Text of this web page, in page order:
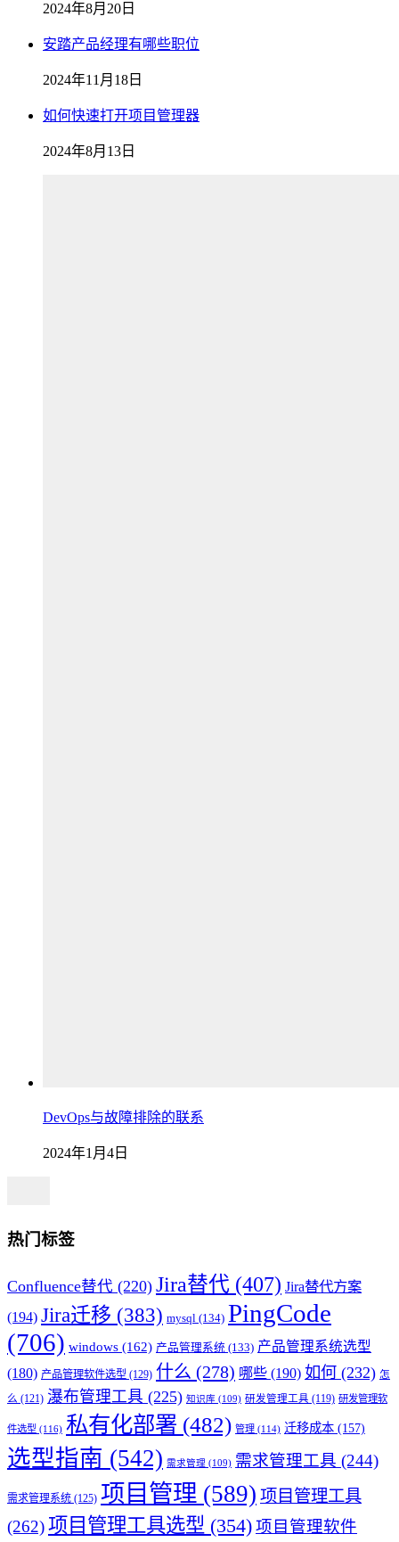
2024年8月20日
安踏产品经理有哪些职位
2024年11月18日
如何快速打开项目管理器
2024年8月13日
DevOps与故障排除的联系
2024年1月4日
热门标签
Confluence替代 (220) Jira替代 (407) Jira替代方案
(194) Jira迁移 (383) mysql (134) PingCode
(706) windows (162) 产品管理系统 (133) 产品管理系统选型
(180) 产品管理软件选型 (129) 什么 (278) 哪些 (190) 如何 (232) 怎
么 (121) 瀑布管理工具 (225) 知识库 (109) 研发管理工具 (119) 研发管理软
件选型 (116) 私有化部署 (482) 管理 (114) 迁移成本 (157)
选型指南 (542) 需求管理 (109) 需求管理工具 (244)
需求管理系统 (125) 项目管理 (589) 项目管理工具
(262)项目管理工具选型 (354) 项目管理软件